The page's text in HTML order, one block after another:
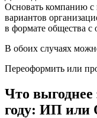
Основать компанию с
вариантов
в формате общества с
В обоих случаях
Переоформить или
Что выгоднее
году: ИП